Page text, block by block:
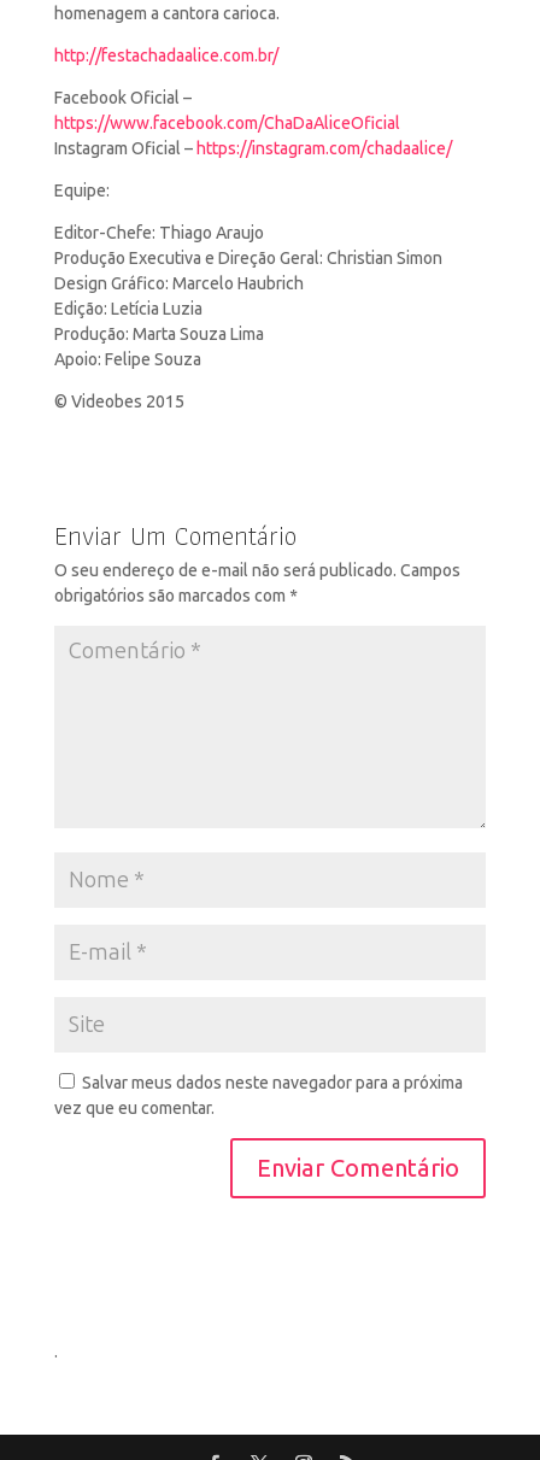
homenagem a cantora carioca.
http://festachadaalice.com.br/
Facebook Oficial –
https://www.facebook.com/ChaDaAliceOficial
Instagram Oficial – https://instagram.com/chadaalice/
Equipe:
Editor-Chefe: Thiago Araujo
Produção Executiva e Direção Geral: Christian Simon
Design Gráfico: Marcelo Haubrich
Edição: Letícia Luzia
Produção: Marta Souza Lima
Apoio: Felipe Souza
© Videobes 2015
Enviar Um Comentário
O seu endereço de e-mail não será publicado. Campos
obrigatórios são marcados com *
Salvar meus dados neste navegador para a próxima
vez que eu comentar.
.